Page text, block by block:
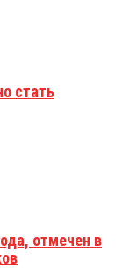
стать
отмечен в